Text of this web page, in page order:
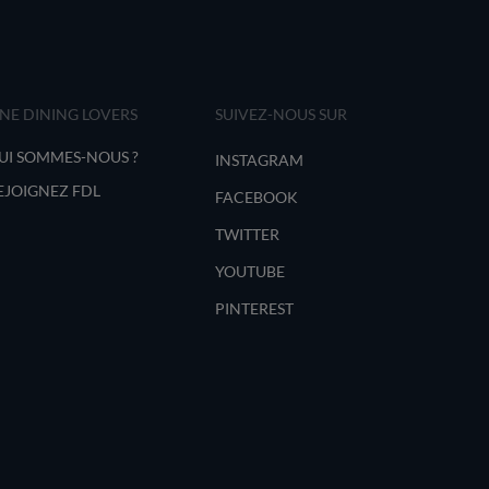
DINING LOVERS
SOMMES-NOUS ?
FDL
SUIVEZ-NOUS SUR
INSTAGRAM
FACEBOOK
TWITTER
YOUTUBE
PINTEREST